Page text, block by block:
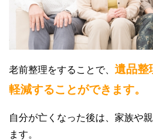
老前整理をすることで、 遺品整
軽減することができます。
自分が亡くなった後は、家族や
ます。